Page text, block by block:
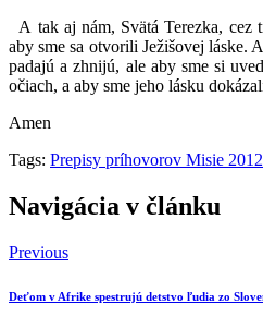
A tak aj nám, Svätá Terezka,
aby sme sa otvorili Ježišovej láske.
padajú a zhnijú, ale aby sme si
očiach, a aby sme jeho lásku
Amen
Tags: Prepisy príhovorov Misie 2012
Navigácia v článku
Previous
Deťom v Afrike spestrujú detstvo ľudia zo